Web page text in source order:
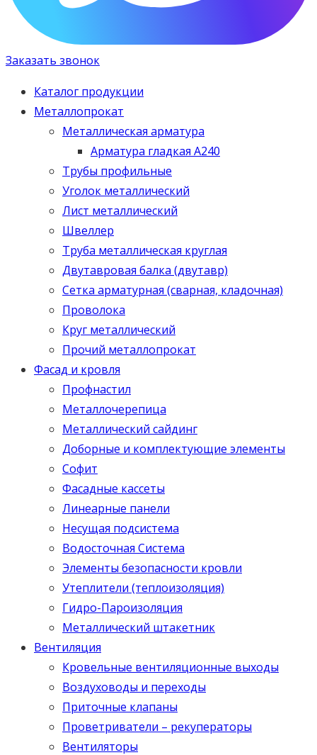
Заказать звонок
Каталог продукции
Металлопрокат
Металлическая арматура
Арматура гладкая А240
Трубы профильные
Уголок металлический
Лист металлический
Швеллер
Труба металлическая круглая
Двутавровая балка (двутавр)
Сетка арматурная (сварная, кладочная)
Проволока
Круг металлический
Прочий металлопрокат
Фасад и кровля
Профнастил
Металлочерепица
Металлический сайдинг
Доборные и комплектующие элементы
Софит
Фасадные кассеты
Линеарные панели
Несущая подсистема
Водосточная Система
Элементы безопасности кровли
Утеплители (теплоизоляция)
Гидро-Пароизоляция
Металлический штакетник
Вентиляция
Кровельные вентиляционные выходы
Воздуховоды и переходы
Приточные клапаны
Проветриватели – рекуператоры
Вентиляторы